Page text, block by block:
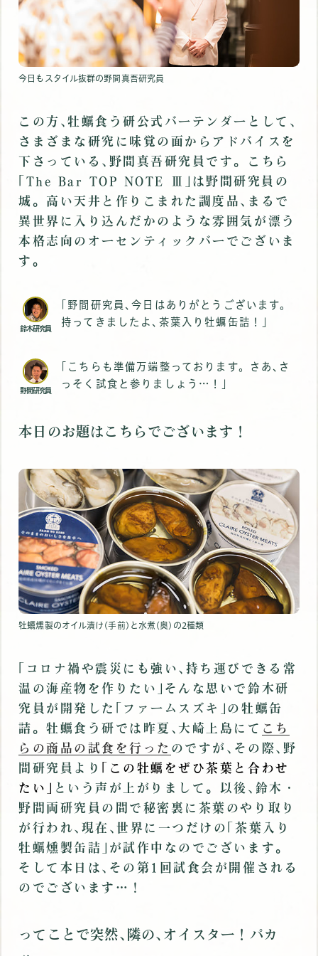
今日もスタイル抜群の野間真吾研究員
この方､牡蠣食う研公式バーテンダーとして､
さまざまな研究に味覚の面からアドバイスを
下さっている､野間真吾研究員です。こちら
｢The Bar TOP NOTE Ⅲ｣は野間研究員の
城。高い天井と作りこまれた調度品､まるで
異世界に入り込んだかのような雰囲気が漂う
本格志向のオーセンティックバーでございま
す｡
鈴木研究員
｢野間研究員､今日はありがとうございます。
持ってきましたよ､茶葉入り牡蠣缶詰！｣
野間研究員
｢こちらも準備万端整っております。さあ､さ
っそく試食と参りましょう…！｣
本日のお題はこちらでございます！
牡蠣燻製のオイル漬け(手前)と水煮(奥)の2種類
｢コロナ禍や震災にも強い､持ち運びできる常
温の海産物を作りたい｣そんな思いで鈴木研
究員が開発した｢ファームスズキ｣の牡蠣缶
詰。牡蠣食う研では昨夏､大崎上島にて こち
らの商品の試食を行った のですが､その際､野
間研究員より
｢この牡蠣をぜひ茶葉と合わせ
たい｣
という声が上がりまして。以後､鈴木・
野間両研究員の間で秘密裏に茶葉のやり取り
が行われ､現在､世界に一つだけの｢茶葉入り
牡蠣燻製缶詰｣が試作中なのでございます。
そして本日は､その第1回試食会が開催される
のでございます…！
ってことで突然､隣の､オイスター！パカ